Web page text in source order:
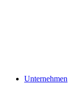
Unternehmen